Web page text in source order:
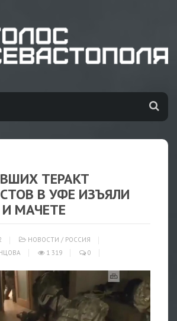
ТЕРАКТ
В УФЕ ИЗЪЯЛИ
МАЧЕТЕ
НОВОСТИ / РОССИЯ
1 319 0